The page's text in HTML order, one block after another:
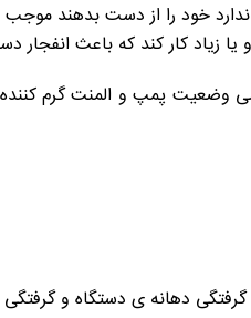
خود را از دست بدهند
یا زیاد کار کند که باعث انفجار
وضعیت پمپ و المنت گرم
دهانه ی دستگاه و گرفتگی